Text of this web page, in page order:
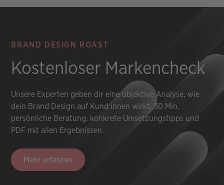
BRAND DESIGN ROAST
Kostenloser Markencheck
Unsere Experten geben dir eine objektive Analyse, wie
dein Brand Design auf Kund:innen wirkt. 30 Min.
persönliche Beratung, konkrete Umsetzungstipps und
PDF mit allen Ergebnissen.
Mehr erfahren